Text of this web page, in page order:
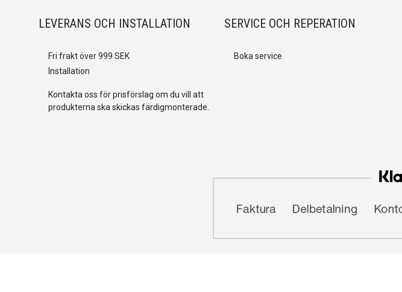
LEVERANS OCH INSTALLATION
Fri frakt över 999 SEK
Installation
Kontakta oss för prisförslag om du vill att
produkterna ska skickas färdigmonterade.
SERVICE OCH REPERATION
Boka service